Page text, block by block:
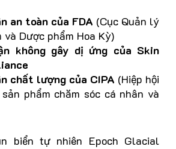
an toàn của FDA (Cục Quản lý
và Dược phẩm Hoa Kỳ)
không gây dị ứng của Skin
chất lượng của CIPA (Hiệp hội
phẩm chăm sóc cá nhân và
biển tự nhiên Epoch Glacial